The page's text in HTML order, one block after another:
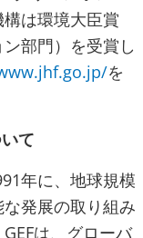
は環境大臣賞
部門）を受賞し
を
て
年に、地球規模
発展の取り組み
は、グローバ